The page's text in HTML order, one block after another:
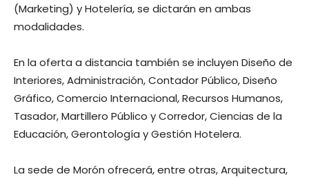
(Marketing) y Hotelería, se dictarán en ambas
modalidades.
En la oferta a distancia también se incluyen Diseño de
Interiores, Administración, Contador Público, Diseño
Gráfico, Comercio Internacional, Recursos Humanos,
Tasador, Martillero Público y Corredor, Ciencias de la
Educación, Gerontología y Gestión Hotelera.
La sede de Morón ofrecerá, entre otras, Arquitectura,